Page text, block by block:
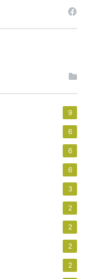
9
6
6
6
3
2
2
2
2